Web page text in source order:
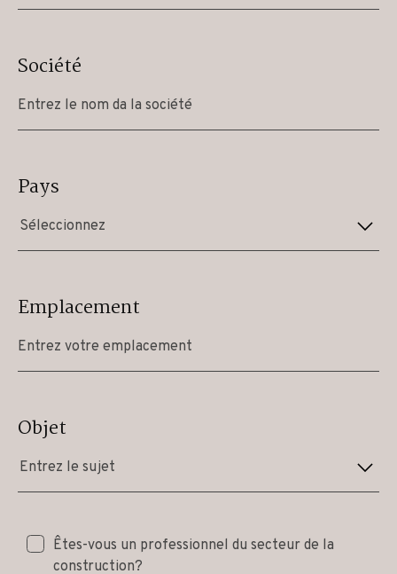
Société
Pays
Séleccionnez
Emplacement
Objet
Entrez le sujet
Êtes-vous un professionnel du secteur de la
construction?